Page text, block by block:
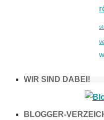
WIR SIND DABEI!
BLOGGER-